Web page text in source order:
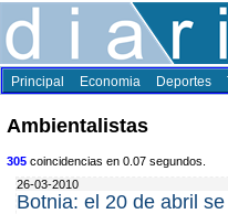
Principal Economia Deportes
Ambientalistas
305 coincidencias en 0.07 segundos.
26-03-2010
Botnia: el 20 de abril